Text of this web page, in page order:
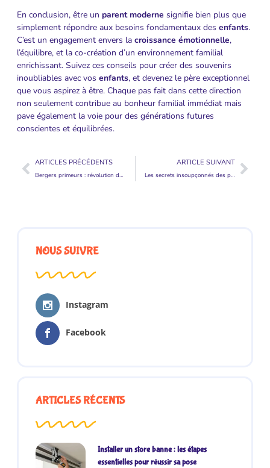
En conclusion, être un parent moderne signifie bien plus que
simplement répondre aux besoins fondamentaux des enfants.
C’est un engagement envers la croissance émotionnelle,
l’équilibre, et la co-création d’un environnement familial
enrichissant. Suivez ces conseils pour créer des souvenirs
inoubliables avec vos enfants, et devenez le père exceptionnel
que vous aspirez à être. Chaque pas fait dans cette direction
non seulement contribue au bonheur familial immédiat mais
pave également la voie pour des générations futures
conscientes et équilibrées.
ARTICLES PRÉCÉDENTS ARTICLE SUIVANT
Les secrets insoupçonnés des papas pour naviguer en douceur dans la paternité
NOUS SUIVRE
Instagram
Facebook
ARTICLES RÉCENTS
Installer un store banne : les étapes
essentielles pour réussir sa pose